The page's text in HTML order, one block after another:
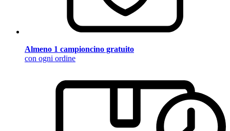
Almeno 1 campioncino gratuito
con ogni ordine